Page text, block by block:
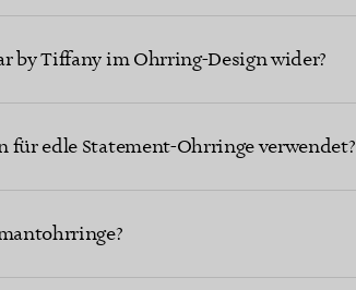
by Tiffany im Ohrring-Design wider?
für edle Statement-Ohrringe verwendet?